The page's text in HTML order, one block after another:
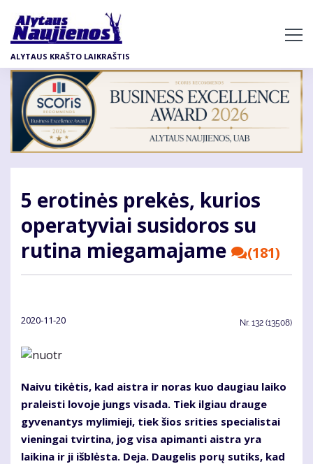
pagrindinį
turinį
ALYTAUS KRAŠTO LAIKRAŠTIS
5 erotinės prekės, kurios
operatyviai susidoros su
rutina miegamajame
(181)
2020-11-20 Nr. 132 (13508)
Naivu tikėtis, kad aistra ir noras kuo daugiau laiko
praleisti lovoje jungs visada. Tiek ilgiau drauge
gyvenantys mylimieji, tiek šios srities specialistai
vieningai tvirtina, jog visa apimanti aistra yra
laikina ir ji išblėsta. Deja. Daugelis porų sutiks, kad